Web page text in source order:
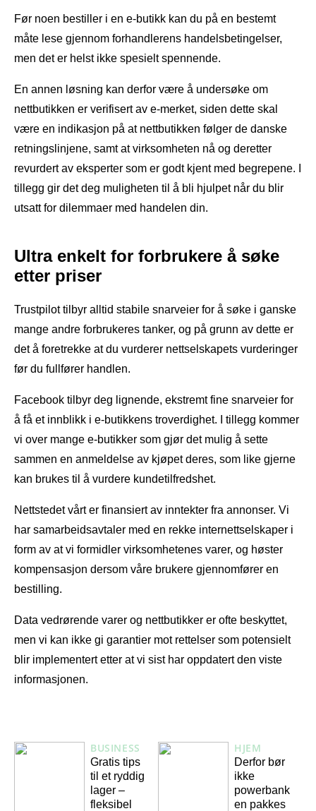
Før noen bestiller i en e-butikk kan du på en bestemt
måte lese gjennom forhandlerens handelsbetingelser,
men det er helst ikke spesielt spennende.
En annen løsning kan derfor være å undersøke om
nettbutikken er verifisert av e-merket, siden dette skal
være en indikasjon på at nettbutikken følger de danske
retningslinjene, samt at virksomheten nå og deretter
revurdert av eksperter som er godt kjent med begrepene. I
tillegg gir det deg muligheten til å bli hjulpet når du blir
utsatt for dilemmaer med handelen din.
Ultra enkelt for forbrukere å søke
etter priser
Trustpilot tilbyr alltid stabile snarveier for å søke i ganske
mange andre forbrukeres tanker, og på grunn av dette er
det å foretrekke at du vurderer nettselskapets vurderinger
før du fullfører handlen.
Facebook tilbyr deg lignende, ekstremt fine snarveier for
å få et innblikk i e-butikkens troverdighet. I tillegg kommer
vi over mange e-butikker som gjør det mulig å sette
sammen en anmeldelse av kjøpet deres, som like gjerne
kan brukes til å vurdere kundetilfredshet.
Nettstedet vårt er finansiert av inntekter fra annonser. Vi
har samarbeidsavtaler med en rekke internettselskaper i
form av at vi formidler virksomhetenes varer, og høster
kompensasjon dersom våre brukere gjennomfører en
bestilling.
Data vedrørende varer og nettbutikker er ofte beskyttet,
men vi kan ikke gi garantier mot rettelser som potensielt
blir implementert etter at vi sist har oppdatert den viste
informasjonen.
BUSINESS
Gratis tips
til et ryddig
lager –
fleksibel
HJEM
Derfor bør
ikke
powerbank
en pakkes